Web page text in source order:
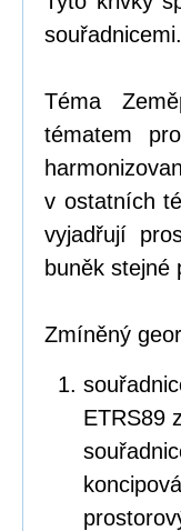
souřadnicemi.
Téma
tématem
v ostatních
vyjadřují
buněk stejné
Zmíněný
ETRS89